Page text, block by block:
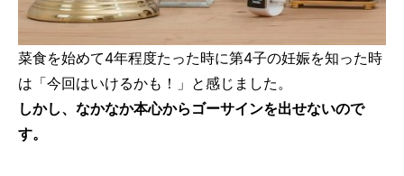
菜食を始めて4年程度たった時に第4子の妊娠を知った時
は「今回はいけるかも！」と感じました。
しかし、なかなか本心からゴーサインを出せないので
す。